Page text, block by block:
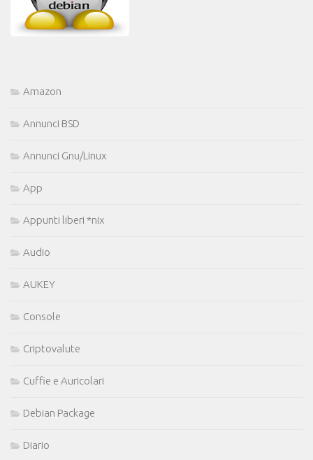
Amazon
Annunci BSD
Annunci Gnu/Linux
App
Appunti liberi *nix
Audio
AUKEY
Console
Criptovalute
Cuffie e Auricolari
Debian Package
Diario